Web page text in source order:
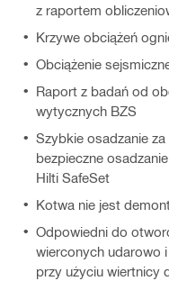
z raportem
Krzywe obciążeń
Obciążenie
Raport z badań od
wytycznych BZS
Szybkie osadzanie za
bezpieczne
Hilti SafeSet
Kotwa nie jest
Odpowiedni do
wierconych udarowo
przy użyciu wiertnicy